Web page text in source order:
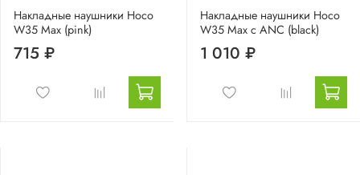
Накладные наушники Hoco
W35 Max (pink)
715 ₽
Накладные наушники Hoco
W35 Max с ANC (black)
1 010 ₽